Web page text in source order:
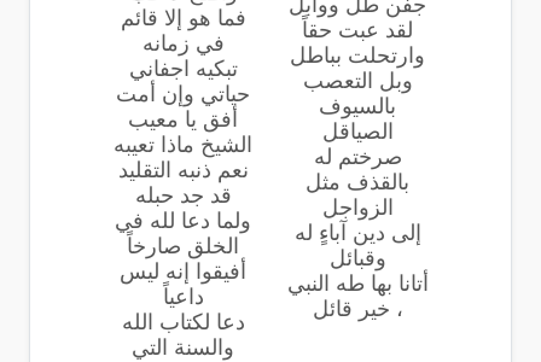
جفن طل ووابل
لقد عبت حقاً
وارتحلت بباطل
وبل التعصب
بالسيوف
الصياقل
صرختم له
بالقذف مثل
الزواجل
إلى دين آباءٍ له
وقبائل
أتانا بها طه النبي
، خير قائل
فما هو إلا قائم
في زمانه
تبكيه اجفاني
حياتي وإن أمت
أفق يا معيب
الشيخ ماذا تعيبه
نعم ذنبه التقليد
قد جد حبله
ولما دعا لله في
الخلق صارخاً
أفيقوا إنه ليس
داعياً
دعا لكتاب الله
والسنة التي